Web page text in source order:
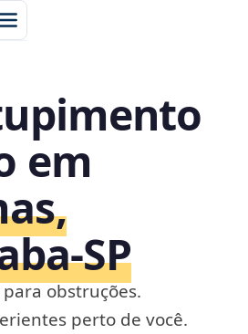
em
obstruções.
perto de você.